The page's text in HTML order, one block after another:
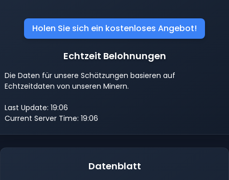
Holen Sie sich ein kostenloses Angebot!
Echtzeit Belohnungen
Die Daten für unsere Schätzungen basieren auf
Echtzeitdaten von unseren Minern.
Last Update: 19:06
Current Server Time: 19:06
Datenblatt